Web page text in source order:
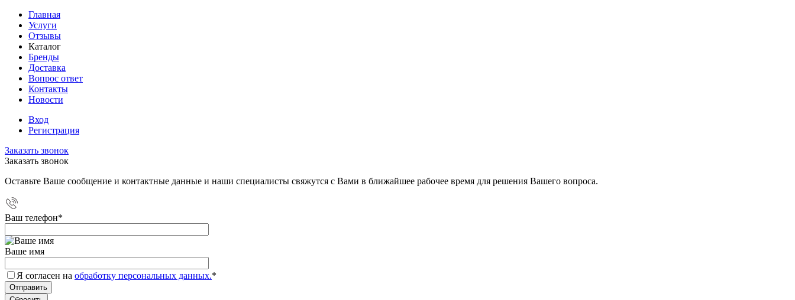
Главная
Услуги
Отзывы
Каталог
Бренды
Доставка
Вопрос ответ
Контакты
Новости
Вход
Регистрация
Заказать звонок
Заказать звонок
Оставьте Ваше сообщение и контактные данные и наши специалисты свяжутся с Вами в ближайшее рабочее время для решения Вашего вопроса.
Ваш телефон*
Ваше имя
Я согласен на обработку персональных данных.*